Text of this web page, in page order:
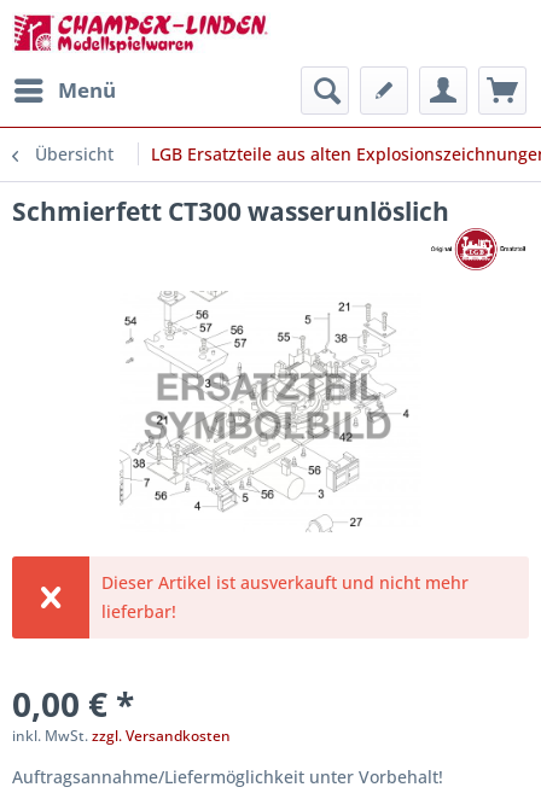
Menü
Übersicht LGB Ersatzteile aus alten
Schmierfett CT300 wasserunlöslich
Dieser Artikel ist ausverkauft und nicht mehr
lieferbar!
0,00 € *
inkl. MwSt.zzgl. Versandkosten
Auftragsannahme/Liefermöglichkeit unter Vorbehalt!